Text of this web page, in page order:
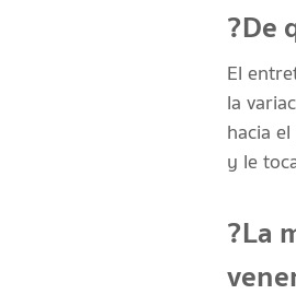
?De
El
la
hacia
y le
?La